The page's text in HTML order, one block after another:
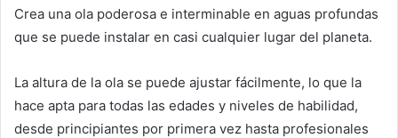
Crea una ola poderosa e interminable en aguas profundas
que se puede instalar en casi cualquier lugar del planeta.
La altura de la ola se puede ajustar fácilmente, lo que la
hace apta para todas las edades y niveles de habilidad,
desde principiantes por primera vez hasta profesionales